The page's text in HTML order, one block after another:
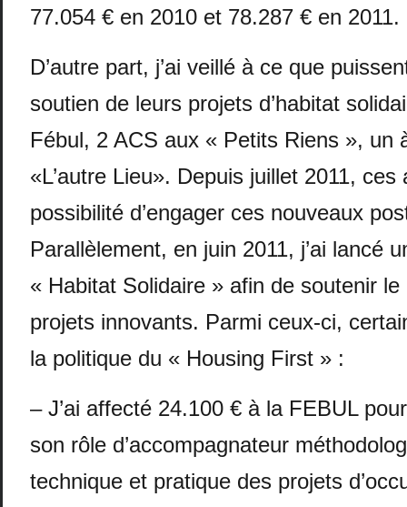
77.054 € en 2010 et 78.287 € en 2011.
D’autre part, j’ai veillé à ce que
soutien de leurs projets d’habitat
Fébul, 2 ACS aux « Petits Riens », un
«L’autre Lieu». Depuis juillet 2011,
possibilité d’engager ces nouveaux
Parallèlement, en juin 2011, j’ai lancé
« Habitat Solidaire » afin de soutenir
projets innovants. Parmi ceux-ci,
la politique du « Housing First » :
– J’ai affecté 24.100 € à la FEBUL
son rôle d’accompagnateur
technique et pratique des projets